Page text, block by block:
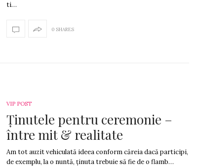
ti…
0 SHARES
VIP POST
Ținutele pentru ceremonie –
între mit & realitate
Am tot auzit vehiculată ideea conform căreia dacă participi,
de exemplu, la o nuntă, ținuta trebuie să fie de o flamb…